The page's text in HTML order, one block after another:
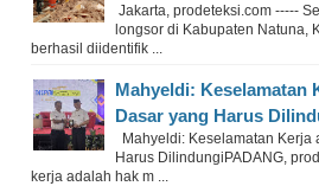
Jakarta, prodeteksi.com -----
longsor di Kabupaten Natuna,
berhasil diidentifik ...
Mahyeldi: Keselamatan
Dasar yang Harus
Mahyeldi: Keselamatan Kerja
Harus DilindungiPADANG,
kerja adalah hak m ...